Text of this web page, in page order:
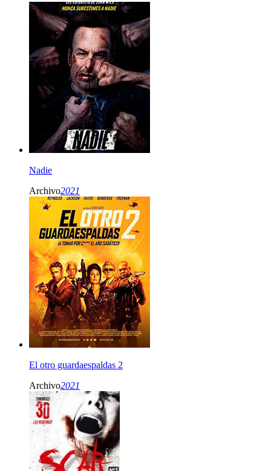
Nadie
Archivo2021
El otro guardaespaldas 2
Archivo2021